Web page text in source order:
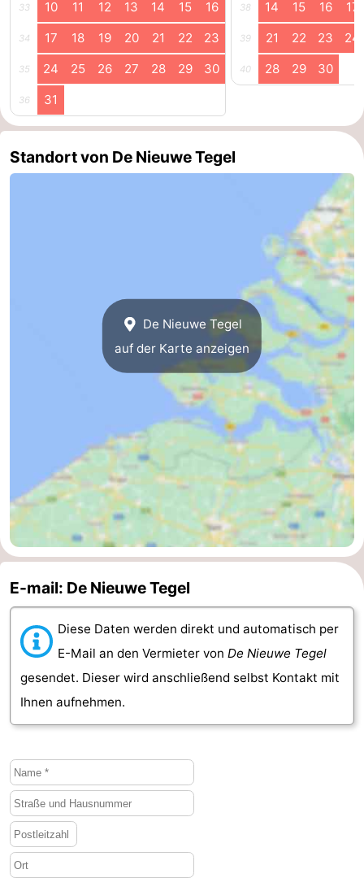
33 10 11 12 13 14 15 16
34 17 18 19 20 21 22 23
35 24 25 26 27 28 29 30
36 31
38 14 15 16 17
39 21 22 23 24
40 28 29 30
Standort von De Nieuwe Tegel
De Nieuwe Tegel
auf der Karte anzeigen
E-mail: De Nieuwe Tegel
Diese Daten werden direkt und automatisch per
E-Mail an den Vermieter von De Nieuwe Tegel
gesendet. Dieser wird anschließend selbst Kontakt mit
Ihnen aufnehmen.